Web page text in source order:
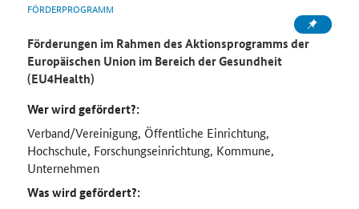
FÖRDERPROGRAMM
Förderungen im Rahmen des Aktionsprogramms der
Europäischen Union im Bereich der Gesundheit
(EU4Health)
Wer wird gefördert?:
Verband/Vereinigung, Öffentliche Einrichtung,
Hochschule, Forschungseinrichtung, Kommune,
Unternehmen
Was wird gefördert?: